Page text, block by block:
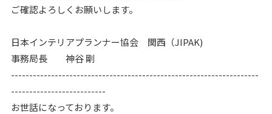
ご確認よろしくお願いします。
日本インテリアプランナー協会 関西（JIPAK)
事務局長 神谷 剛
--------------------------------------------------------------------
--------------------------
お世話になっております。